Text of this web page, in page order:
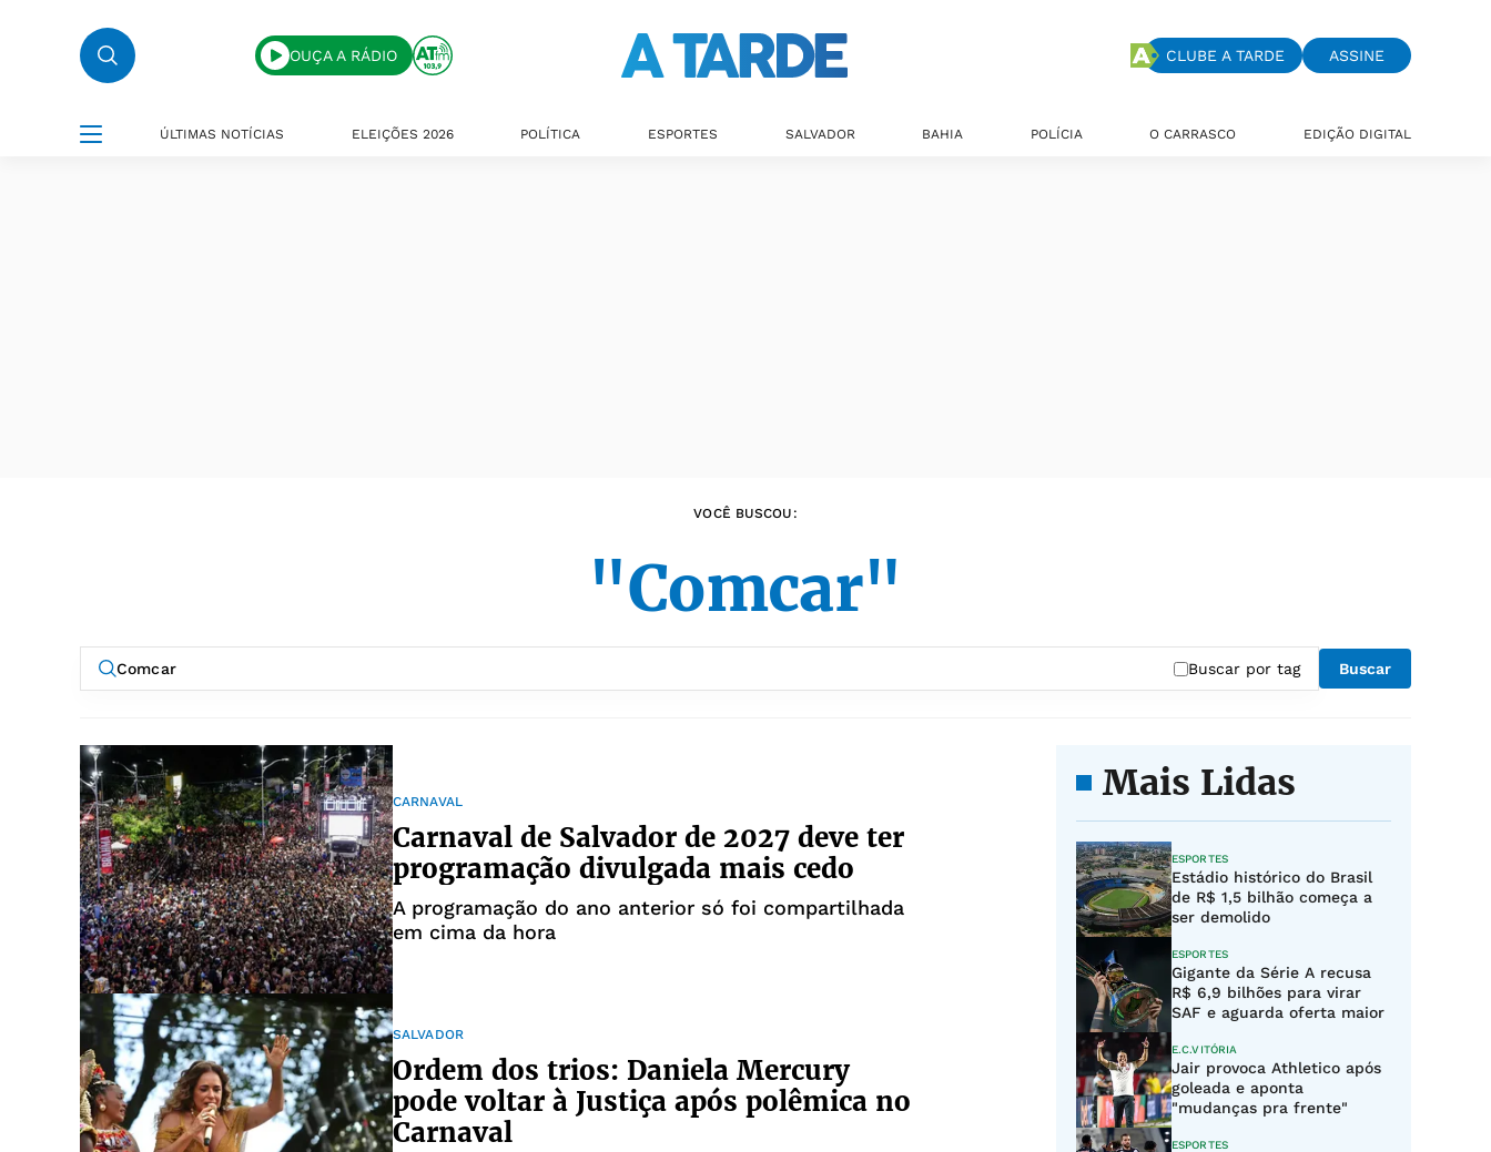
OUÇA A RÁDIO CLUBE A TARDE ASSINE
ÚLTIMAS NOTÍCIAS ELEIÇÕES 2026 POLÍTICA ESPORTES SALVADOR BAHIA POLÍCIA O CARRASCO EDIÇÃO DIGITAL
VOCÊ BUSCOU:
"Comcar"
Buscar por tag Buscar
CARNAVAL
Carnaval de Salvador de 2027 deve ter
programação divulgada mais cedo
A programação do ano anterior só foi compartilhada
em cima da hora
SALVADOR
Ordem dos trios: Daniela Mercury
pode voltar à Justiça após polêmica no
Carnaval
Mais Lidas
ESPORTES
Estádio histórico do Brasil
de R$ 1,5 bilhão começa a
ser demolido
ESPORTES
Gigante da Série A recusa
R$ 6,9 bilhões para virar
SAF e aguarda oferta maior
E.C.VITÓRIA
Jair provoca Athletico após
goleada e aponta
"mudanças pra frente"
ESPORTES